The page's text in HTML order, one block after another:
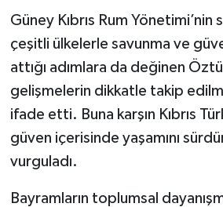
Güney Kıbrıs Rum
çeşitli ülkelerle savunma ve
attığı adımlara da değinen
gelişmelerin dikkatle takip
ifade etti. Buna karşın Kıbrıs
güven içerisinde yaşamını
vurguladı.
Bayramların toplumsal